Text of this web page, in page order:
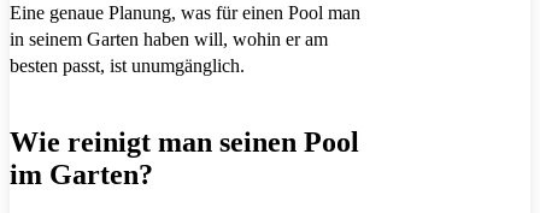
Eine genaue Planung, was für einen Pool man
in seinem Garten haben will, wohin er am
besten passt, ist unumgänglich.
Wie reinigt man seinen Pool
im Garten?